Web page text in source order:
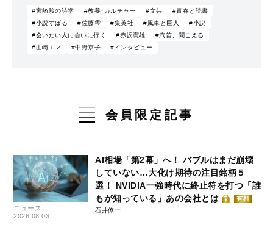
#宮﨑駿の詩学 #教養･カルチャー #文芸
#青春と読書
#小説すばる
#佐藤雫 #集英社 #風車と巨人
#小説
#会いたい人に会いに行く
#赤坂憲雄
#汽笛、聞こえる
#山崎エマ
#中野京子 #インタビュー
会員限定記事
ニュース
2026.08.03
AI相場「第2幕」へ！ バブルはまだ崩壊
していない…大化け期待の注目銘柄５
選！ NVIDIA一強時代に終止符を打つ「誰
もが知っている」あの会社とは
有料
石井僚一